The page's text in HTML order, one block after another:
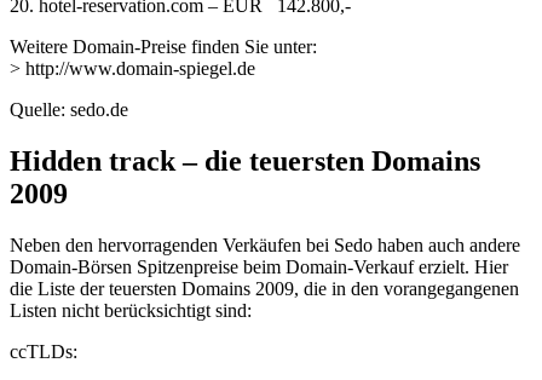
20. hotel-reservation.com – EUR 142.800,-
Weitere Domain-Preise finden Sie unter:
> http://www.domain-spiegel.de
Quelle: sedo.de
Hidden track – die teuersten Domains
2009
Neben den hervorragenden Verkäufen bei Sedo haben auch andere
Domain-Börsen Spitzenpreise beim Domain-Verkauf erzielt. Hier
die Liste der teuersten Domains 2009, die in den vorangegangenen
Listen nicht berücksichtigt sind:
ccTLDs: